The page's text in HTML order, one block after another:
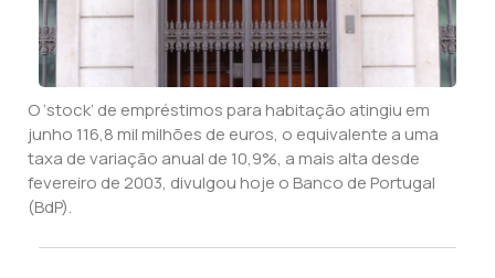
O ‘stock’ de empréstimos para habitação atingiu em
junho 116,8 mil milhões de euros, o equivalente a uma
taxa de variação anual de 10,9%, a mais alta desde
fevereiro de 2003, divulgou hoje o Banco de Portugal
(BdP).